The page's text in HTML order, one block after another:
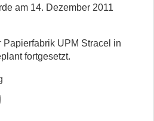
am 14. Dezember 2011
Papierfabrik UPM Stracel in
fortgesetzt.